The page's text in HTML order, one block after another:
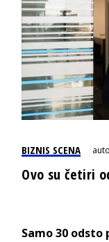
BIZNIS SCENA
Ovo su četiri
Samo 30